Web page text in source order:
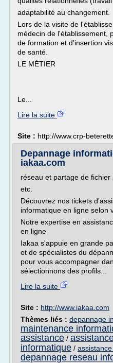
adaptabilité au changement.
Lors de la visite de
médecin de l'établissement,
de formation et d'insertion
de santé.
LE MÉTIER
Le...
Lire la suite
Site : http://www.crp-
Depannage
iakaa.com
réseau et partage de fichier
etc.
Découvrez nos tickets
informatique en ligne selon
Notre expertise en
en ligne
Iakaa s'appuie en grande
et de spécialistes du
pour vous accompagner
sélectionnons des profils...
Lire la suite
Site : http://www.iakaa.com
Thèmes liés : depannage
maintenance
assistance /
informatique /
depannage reseau